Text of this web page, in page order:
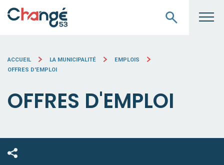
ACCUEIL LA MUNICIPALITÉ
EMPLOIS
OFFRES D'EMPLOI
OFFRES D'EMPLOI